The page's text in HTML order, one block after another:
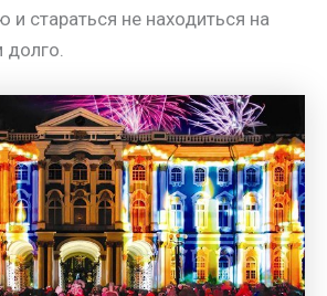
стараться не находиться на